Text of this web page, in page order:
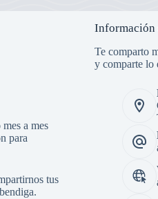
a mes
para
tus
Información
Te comparto
y comparte lo